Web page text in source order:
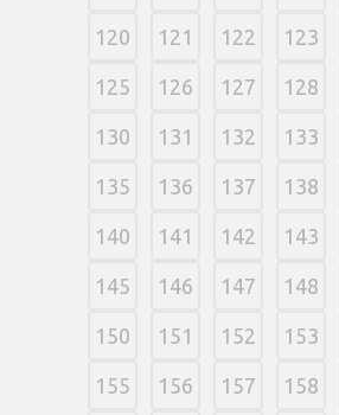
120 121 122 123
125 126 127 128
130 131 132 133
135 136 137 138
140 141 142 143
145 146 147 148
150 151 152 153
155 156 157 158